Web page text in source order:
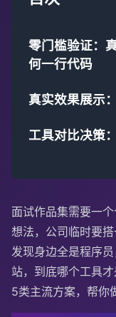
零门槛验证：
何一行代码
真实效果展示
工具对比决策
面试作品集需要一
想法，公司临时要
发现身边全是程序
站，到底哪个工具
5类主流方案，帮你